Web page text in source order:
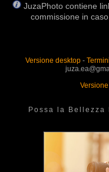
JuzaPhoto contiene
commissione in
Versione desktop-
Possa la Bellezza